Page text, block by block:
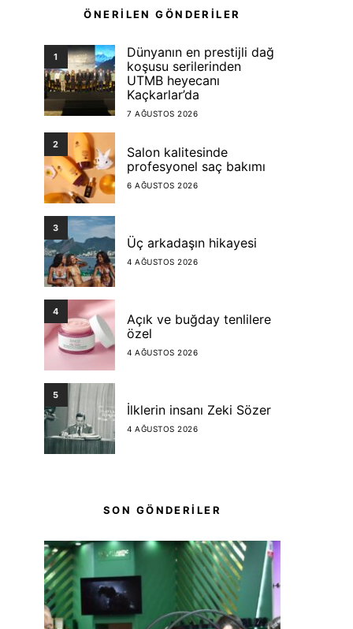
ÖNERİLEN GÖNDERİLER
1
Dünyanın en prestijli dağ
koşusu serilerinden
UTMB heyecanı
Kaçkarlar’da
7 AĞUSTOS 2026
2
Salon kalitesinde
profesyonel saç bakımı
6 AĞUSTOS 2026
3
Üç arkadaşın hikayesi
4 AĞUSTOS 2026
4
Açık ve buğday tenlilere
özel
4 AĞUSTOS 2026
5
İlklerin insanı Zeki Sözer
4 AĞUSTOS 2026
SON GÖNDERİLER